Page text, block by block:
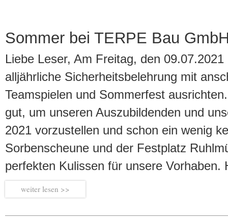
Sommer bei TERPE Bau
Liebe Leser, Am Freitag, den
alljährliche Sicherheitsbelehrung mit
Teamspielen und Sommerfest
gut, um unseren Auszubildenden und
2021 vorzustellen und schon ein wenig
Sorbenscheune und der Festplatz
perfekten Kulissen für unsere
weiter